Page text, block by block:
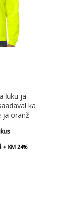
luku ja
ka
ja oranž
Hinnavahemik:
+ KM 24%